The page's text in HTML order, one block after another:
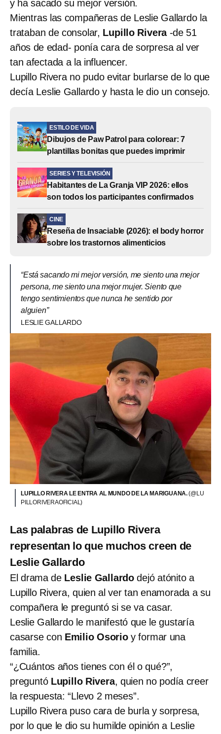
y ha sacado su mejor versión.
Mientras las compañeras de Leslie Gallardo la
trataban de consolar, Lupillo Rivera -de 51
años de edad- ponía cara de sorpresa al ver
tan afectada a la influencer.
Lupillo Rivera no pudo evitar burlarse de lo que
decía Leslie Gallardo y hasta le dio un consejo.
ESTILO DE VIDA
Dibujos de Paw Patrol para colorear: 7
plantillas bonitas que puedes imprimir
SERIES Y TELEVISIÓN
Habitantes de La Granja VIP 2026: ellos
son todos los participantes confirmados
CINE
Reseña de Insaciable (2026): el body horror
sobre los trastornos alimenticios
“Está sacando mi mejor versión, me siento una mejor
persona, me siento una mejor mujer. Siento que
tengo sentimientos que nunca he sentido por
alguien”
LESLIE GALLARDO
LUPILLO RIVERA LE ENTRA AL MUNDO DE LA MARIGUANA.(@LU
PILLORIVERAOFICIAL)
Las palabras de Lupillo Rivera
representan lo que muchos creen de
Leslie Gallardo
El drama de Leslie Gallardo dejó atónito a
Lupillo Rivera, quien al ver tan enamorada a su
compañera le preguntó si se va casar.
Leslie Gallardo le manifestó que le gustaría
casarse con Emilio Osorioy formar una
familia.
“¿Cuántos años tienes con él o qué?”,
preguntó Lupillo Rivera, quien no podía creer
la respuesta: “Llevo 2 meses”.
Lupillo Rivera puso cara de burla y sorpresa,
por lo que le dio su humilde opinión a Leslie